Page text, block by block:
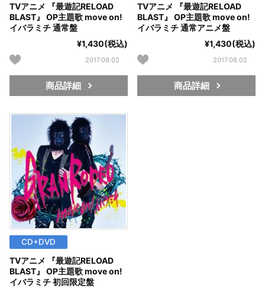
TVアニメ 『最遊記RELOAD
BLAST』 OP主題歌 move on!
イバラミチ 通常盤
¥1,430(税込)
2017.08.02
商品詳細
TVアニメ 『最遊記RELOAD
BLAST』 OP主題歌 move on!
イバラミチ 通常アニメ盤
¥1,430(税込)
2017.08.02
商品詳細
CD+DVD
TVアニメ 『最遊記RELOAD
BLAST』 OP主題歌 move on!
イバラミチ 初回限定盤